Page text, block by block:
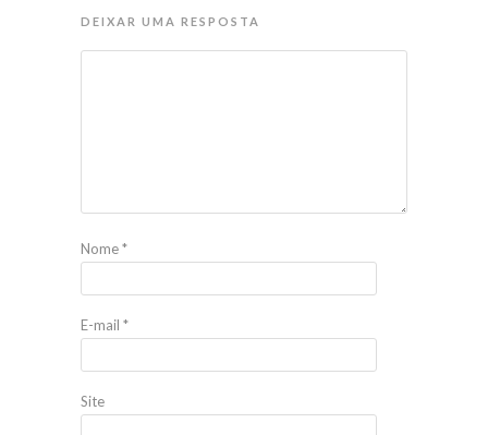
DEIXAR UMA RESPOSTA
Nome*
E-mail *
Site